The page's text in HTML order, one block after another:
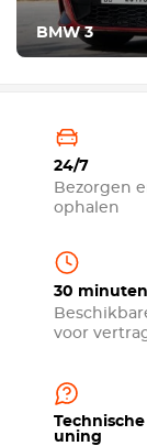
BMW 3
24/7
Bezorgen
ophalen
30 minuten
voor
uning